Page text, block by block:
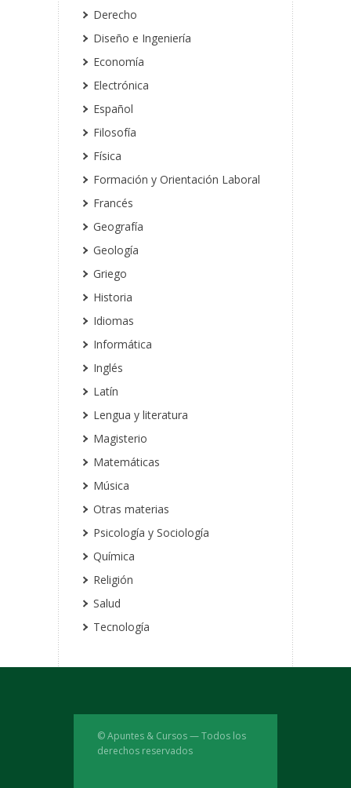
Derecho
Diseño e Ingeniería
Economía
Electrónica
Español
Filosofía
Física
Formación y Orientación Laboral
Francés
Geografía
Geología
Griego
Historia
Idiomas
Informática
Inglés
Latín
Lengua y literatura
Magisterio
Matemáticas
Música
Otras materias
Psicología y Sociología
Química
Religión
Salud
Tecnología
© Apuntes & Cursos — Todos los
derechos reservados